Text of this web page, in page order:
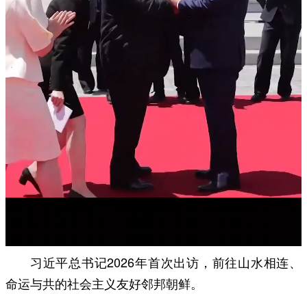
习近平总书记2026年首次出访，前往山水相连、
命运与共的社会主义友好邻邦朝鲜。